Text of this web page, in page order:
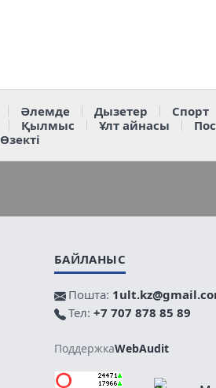
Әлемде Дызетер Спорт
Қылмыс Ұлт айнасы
Өзекті
БАЙЛАНЫС
Пошта:
Тел: +7 707 878 85 89
ПоддержкаWebAudit